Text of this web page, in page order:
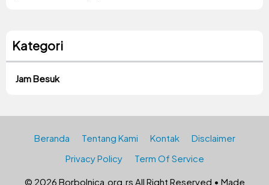
Kategori
Jam Besuk
Beranda Tentang Kami Kontak
Disclaimer
Privacy Policy
Term Of Service
© 2026 Borbolnica.org.rs All Right Reserved • Made